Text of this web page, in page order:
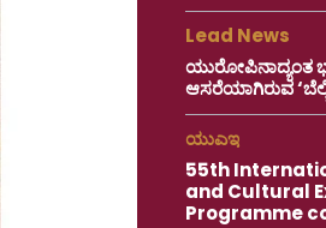
Lead News
ಯುರೋಪಿನಾದ್ಯಂತ
ಆಸರೆಯಾಗಿರುವ
ಯುಎಇ
55th
and Cultural
Programme